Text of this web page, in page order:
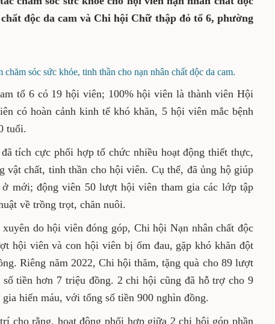
độc da cam/dioxin TP. Thái Nguyên đã tổ
về công tác chăm sóc sức khỏe cho hội
cam của Chi hội Nạn nhân chất độc da cam
chăm sóc sức khỏe, tinh thần cho nạn nhân chất dộc da
cam.
da cam tổ 6 có 19 hội viên; 100% hội viên là
Trong đó, 5 hội viên có hoàn cảnh kinh tế khó
nghèo và 4 hội viên trên 80 tuổi.
đã tích cực phối hợp tổ chức nhiều hoạt động
sóc đời sống vật chất, tinh thần cho hội viên.
gia đình hội viên làm nhà ở mới; động viên 50
tập huấn chuyển giao khoa học kỹ thuật về
xuyên do hội viên đóng góp, Chi hội Nạn
thăm hỏi 142 lượt hội viên và con hội viên bị
với tổng số tiền 20 triệu đồng. Riêng năm